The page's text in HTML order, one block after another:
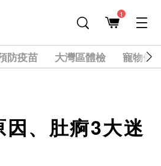
1
防疫苗 大灣區體檢 寵物健
、肚痾3大迷